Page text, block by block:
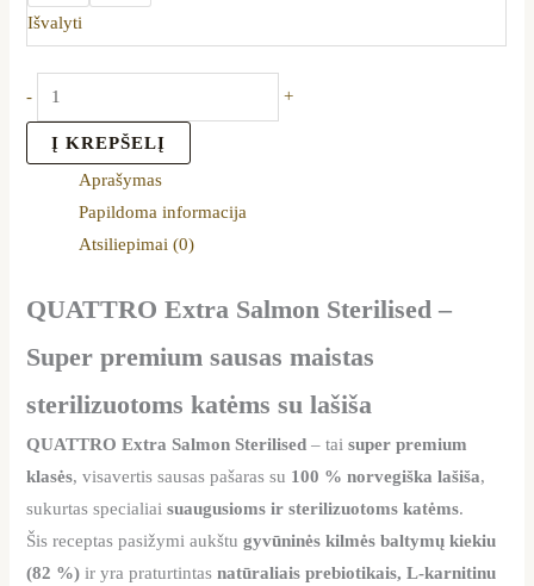
Išvalyti
- +
Į KREPŠELĮ
Aprašymas
Papildoma informacija
Atsiliepimai (0)
QUATTRO Extra Salmon Sterilised –
Super premium sausas maistas
sterilizuotoms katėms su lašiša
QUATTRO Extra Salmon Sterilised – taisuper premium
klasės, visavertis sausas pašaras su 100 % norvegiška lašiša,
sukurtas specialiaisuaugusioms ir sterilizuotoms katėms.
Šis receptas pasižymi aukštugyvūninės kilmės baltymų kiekiu
(82 %) ir yra praturtintasnatūraliais prebiotikais, L-karnitinu